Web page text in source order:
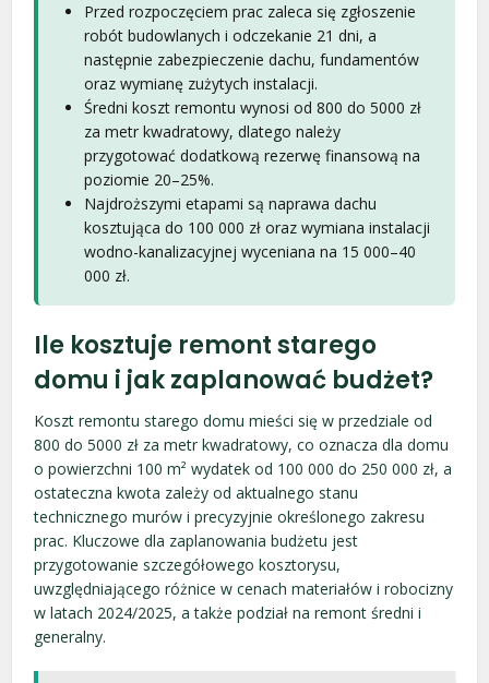
Przed rozpoczęciem prac zaleca się zgłoszenie
robót budowlanych i odczekanie 21 dni, a
następnie zabezpieczenie dachu, fundamentów
oraz wymianę zużytych instalacji.
Średni koszt remontu wynosi od 800 do 5000 zł
za metr kwadratowy, dlatego należy
przygotować dodatkową rezerwę finansową na
poziomie 20–25%.
Najdroższymi etapami są naprawa dachu
kosztująca do 100 000 zł oraz wymiana instalacji
wodno-kanalizacyjnej wyceniana na 15 000–40
000 zł.
Ile kosztuje remont starego
domu i jak zaplanować budżet?
Koszt remontu starego domu mieści się w przedziale od
800 do 5000 zł za metr kwadratowy, co oznacza dla domu
o powierzchni 100 m² wydatek od 100 000 do 250 000 zł, a
ostateczna kwota zależy od aktualnego stanu
technicznego murów i precyzyjnie określonego zakresu
prac. Kluczowe dla zaplanowania budżetu jest
przygotowanie szczegółowego kosztorysu,
uwzględniającego różnice w cenach materiałów i robocizny
w latach 2024/2025, a także podział na remont średni i
generalny.